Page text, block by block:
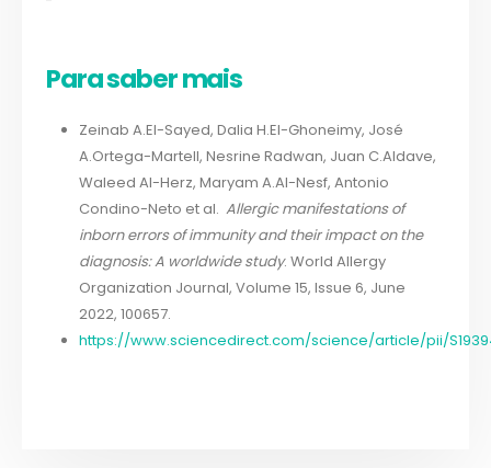
Para saber mais
Zeinab A.El-Sayed, Dalia H.El-Ghoneimy, José
A.Ortega-Martell, Nesrine Radwan, Juan C.Aldave,
Waleed Al-Herz, Maryam A.Al-Nesf, Antonio
Condino-Neto et al. Allergic manifestations of
inborn errors of immunity and their impact on the
diagnosis: A worldwide study. World Allergy
Organization Journal, Volume 15, Issue 6, June
2022, 100657.
https://www.sciencedirect.com/science/article/pii/